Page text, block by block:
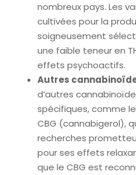
nombreux pays. Les
cultivées pour la
soigneusement
une faible teneur en
effets psychoactifs.
Autres
d’autres
spécifiques, comme
CBG (cannabigerol),
recherches
pour ses effets
que le CBG est